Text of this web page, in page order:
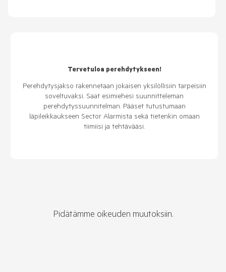
Tervetuloa perehdytykseen!
Perehdytysjakso rakennetaan jokaisen yksilöllisiin tarpeisiin
soveltuvaksi. Saat esimiehesi suunnitteleman
perehdytyssuunnitelman. Pääset tutustumaan
läpileikkaukseen Sector Alarmista sekä tietenkin omaan
tiimiisi ja tehtävääsi.
Pidätämme oikeuden muutoksiin.